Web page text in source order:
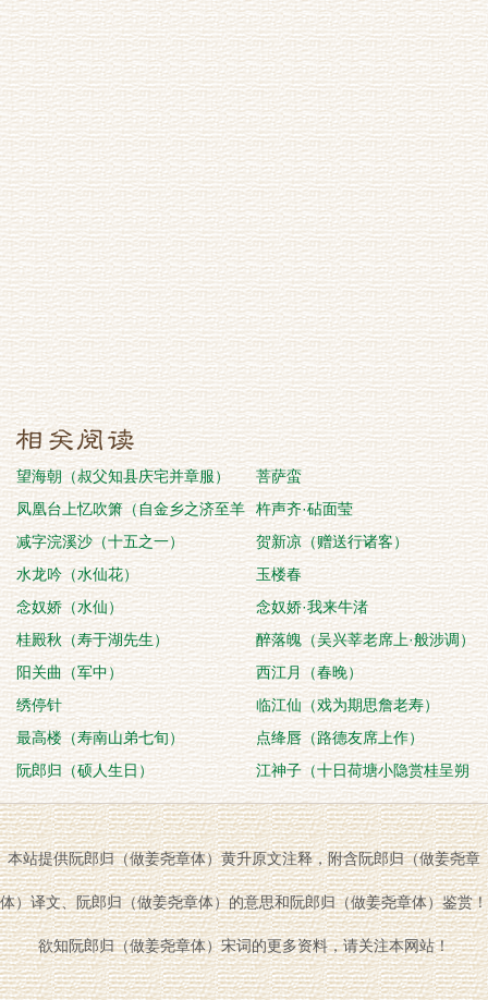
望海朝（叔父知县庆宅并章服）
菩萨蛮
凤凰台上忆吹箫（自金乡之济至羊
山迎次膺）
杵声齐·砧面莹
减字浣溪沙（十五之一）
贺新凉（赠送行诸客）
水龙吟（水仙花）
玉楼春
念奴娇（水仙）
念奴娇·我来牛渚
桂殿秋（寿于湖先生）
醉落魄（吴兴莘老席上·般涉调）
阳关曲（军中）
西江月（春晚）
绣停针
临江仙（戏为期思詹老寿）
最高楼（寿南山弟七旬）
点绛唇（路德友席上作）
阮郎归（硕人生日）
江神子（十日荷塘小隐赏桂呈朔
翁）
本站提供阮郎归（做姜尧章体）黄升原文注释，附含阮郎归（做姜尧章
体）译文、阮郎归（做姜尧章体）的意思和阮郎归（做姜尧章体）鉴赏！
欲知阮郎归（做姜尧章体）宋词的更多资料，请关注本网站！